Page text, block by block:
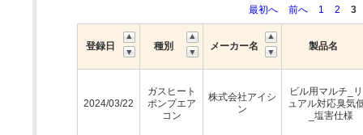
最初へ
前へ 1 2 3
登録日 種別 メーカー名 製品名
2024/03/22
ガスヒート
ポンプエア
コン
株式会社アイシ
ン
ビル用マルチ_
ュアル対応臭気
_塩害仕様